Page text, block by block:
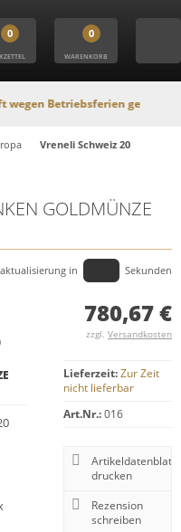
0 0
WARENKORB
Betriebsferien geschlossen.
Vreneli Schweiz 20
GOLDMÜNZE
in Sekunden
780,67 €
zzgl. Versandkosten
Lieferzeit:Zur Zeit
nicht lieferbar
Art.Nr.:016
Artikeldatenblatt
drucken
Rezension
schreiben